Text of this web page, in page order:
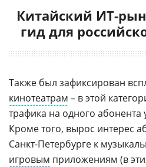
Китайский ИТ-
гид для
Также был зафиксирован
кинотеатрам – в этой
трафика на одного абонента
Кроме того, вырос интерес
Санкт-Петербурге к
игровым приложениям (в